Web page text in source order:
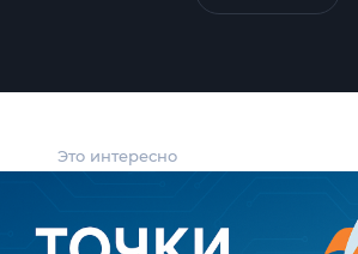
Это интересно